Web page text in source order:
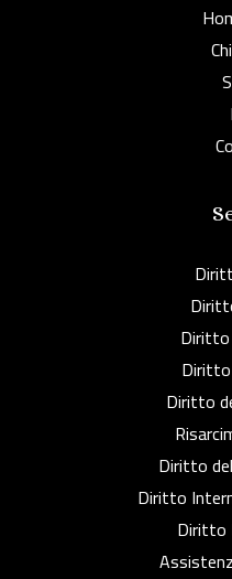
Diritto
Diritto
Diritto
Diritto